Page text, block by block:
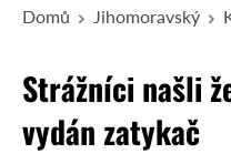
Domů Jihomoravský
Strážníci našli
vydán zatykač